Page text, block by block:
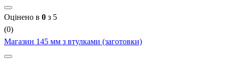
Оцінено в 0 з 5
(0)
Магазин 145 мм з втулками (заготовки)